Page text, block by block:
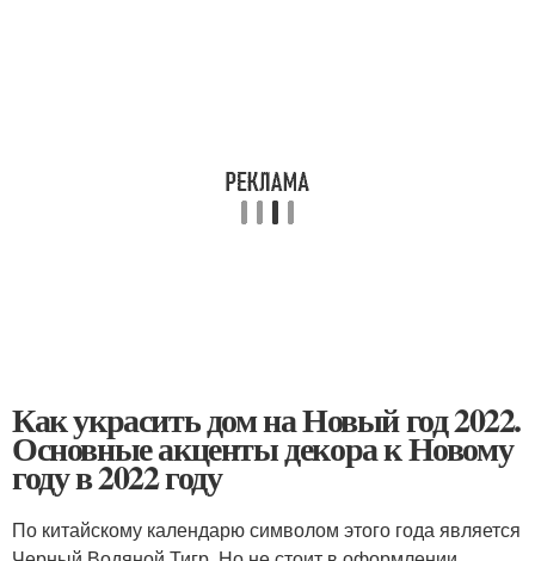
Как украсить дом на Новый год 2022.
Основные акценты декора к Новому
году в 2022 году
По китайскому календарю символом этого года является